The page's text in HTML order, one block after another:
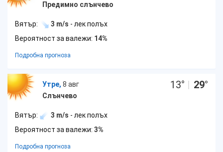
Предимно слънчево
Вятър: 3 m/s - лек полъх
Вероятност за валежи: 14%
Подробна прогноза
Утре, 8 авг
Слънчево
13° | 29°
Вятър: 3 m/s - лек полъх
Вероятност за валежи: 3%
Подробна прогноза